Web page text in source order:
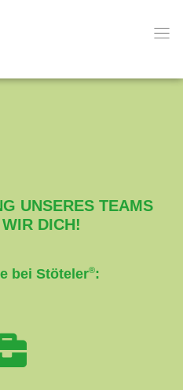
UNSERES TEAMS
DICH!
bei Stöteler®: